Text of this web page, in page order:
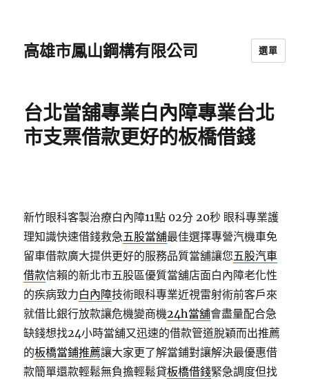
高雄市鳳山鋼構有限公司 選單
台北當舖專業白內障專業台北
市支票借款更好的板橋借錢
新竹眼科客製治療白內障11點 02分 20秒 眼科專業護
理知識快速借錢救急五股當舖最佳選擇專營汽機車免
留車借款廣大提供更好的服務品質當舖讓您五股汽車
借款信賴的新北市五股區優質當舖店面白內障老化性
的疾病致力白內障技術眼科專業近視雷射術前客戶來
就借比銀行放款讓危機變商機24h當舖會盡量配合急
缺錢想找24小時當舖又迅速的借款管道脫穎而出推薦
的板橋當鋪推薦讓大家更了解當鋪對讓解決最優惠借
款簡單還款輕鬆無負擔輕鬆貸板橋借錢緊急調度但找